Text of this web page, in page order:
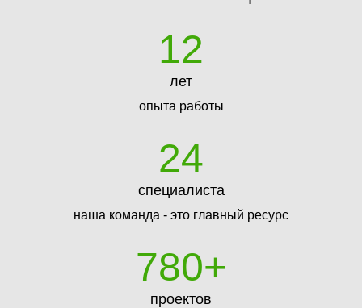
12
лет
опыта работы
24
специалиста
наша команда - это главный ресурс
780+
проектов